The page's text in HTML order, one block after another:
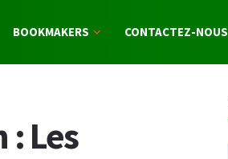
BOOKMAKERS CONTACTEZ-NOUS
Les